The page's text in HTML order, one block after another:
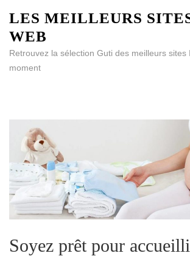
au
contenu
(Pressez
Entrée)
LES MEILLEURS
WEB
Retrouvez la sélection Guti des meilleurs sites
moment
Soyez prêt pour